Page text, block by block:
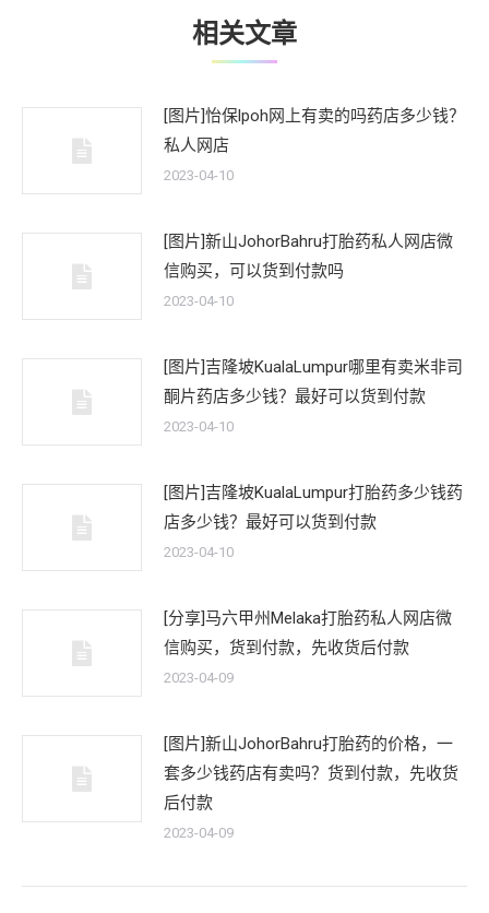
相关文章
[图片]怡保lpoh网上有卖的吗药店多少钱？
私人网店
2023-04-10
[图片]新山JohorBahru打胎药私人网店微
信购买，可以货到付款吗
2023-04-10
[图片]吉隆坡KualaLumpur哪里有卖米非司
酮片药店多少钱？最好可以货到付款
2023-04-10
[图片]吉隆坡KualaLumpur打胎药多少钱药
店多少钱？最好可以货到付款
2023-04-10
[分享]马六甲州Melaka打胎药私人网店微
信购买，货到付款，先收货后付款
2023-04-09
[图片]新山JohorBahru打胎药的价格，一
套多少钱药店有卖吗？货到付款，先收货
后付款
2023-04-09